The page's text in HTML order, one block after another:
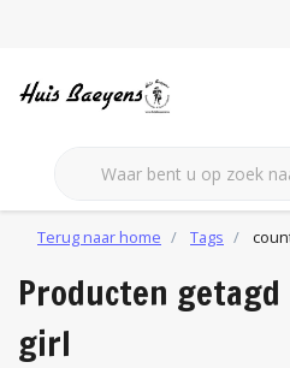
Terug naar home Tags
Producten
girl